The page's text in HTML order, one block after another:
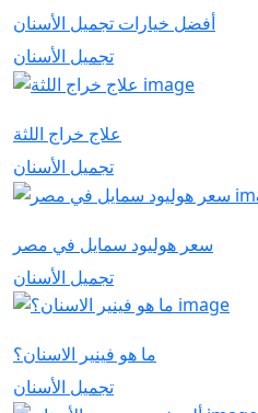
أفضل خيارات تجميل الأسنان
تجميل الأسنان
علاج خراج اللثة
تجميل الأسنان
سعر هوليود سمايل في مصر
تجميل الأسنان
ما هو فينير الاسنان؟
تجميل الأسنان